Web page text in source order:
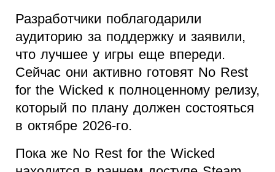
Разработчики поблагодарили
аудиторию за поддержку и заявили,
что лучшее у игры еще впереди.
Сейчас они активно готовят No Rest
for the Wicked к полноценному релизу,
который по плану должен состояться
в октябре 2026-го.
Пока же No Rest for the Wicked